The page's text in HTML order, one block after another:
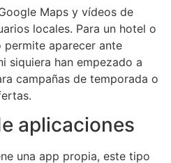
Maps y vídeos de
locales. Para un hotel o
aparecer ante
siquiera han empezado a
campañas de temporada o
aplicaciones
una app propia, este tipo